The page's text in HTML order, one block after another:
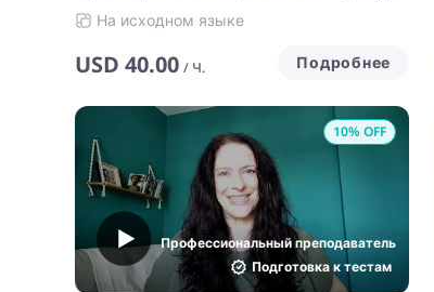
и обучение с учетом нейродивергенции
На исходном языке
USD 40.00 / Ч. Подробнее
Профессиональный преподаватель
Подготовка к тестам
10% OFF